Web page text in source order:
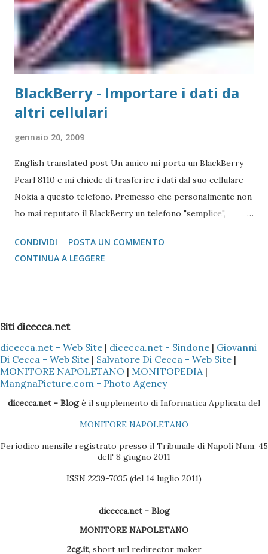
stampante che vogliamo collegare al Mac. Il caso che
abbiamo usato nei precedenti post,...
BlackBerry - Importare i dati da
altri cellulari
gennaio 20, 2009
English translated post Un amico mi porta un BlackBerry
Pearl 8110 e mi chiede di trasferire i dati dal suo cellulare
Nokia a questo telefono. Premesso che personalmente non
ho mai reputato il BlackBerry un telefono "semplice",
l'idea di mandare i vcard via bluetooth (come si fa con quasi
tutti i Nokia e Samsung), l'unica alternativa è quella di
Nokia PC Suite 3 - Sincronizzare solo la Rubrica
(ovviamente dipende sempre se il cellulare Nokia è il Vostro
o di un Vostro amico) del Nokia con l'Outlook, così che tutti
i dati presenti nella Rubrica siano copiati nella sezione
Contatti dell'Outlook 4 - Scaricare l'ultima versione del
CONDIVIDI
POSTA UN COMMENTO
CONTINUA A LEGGERE
Siti dicecca.net
dicecca.net - Web Site | dicecca.net - Sindone | Giovanni
Di Cecca - Web Site | Salvatore Di Cecca - Web Site |
MONITORE NAPOLETANO | MONITOPEDIA |
MangnaPicture.com - Photo Agency
dicecca.net - Blogè il supplemento di Informatica Applicata del
MONITORE NAPOLETANO
Periodico mensile registrato presso il Tribunale di Napoli Num. 45
dell' 8 giugno 2011
ISSN 2239-7035 (del 14 luglio 2011)
dicecca.net - Blog
MONITORE NAPOLETANO
2cg.it, short url redirector maker